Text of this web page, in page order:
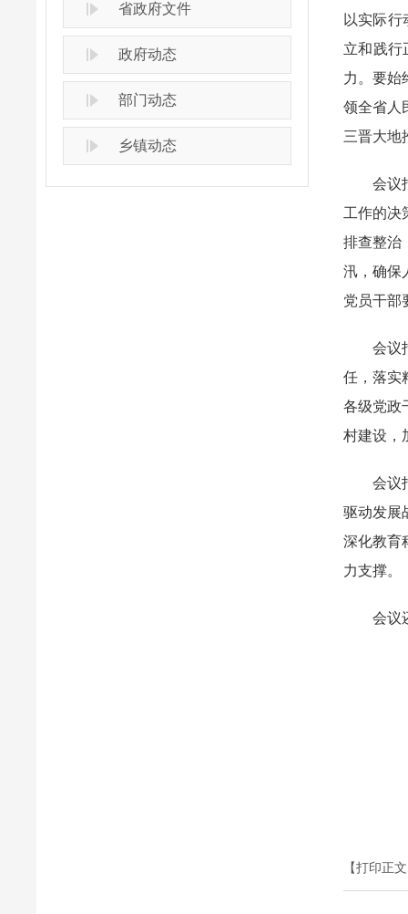
省政府文件
政府动态
部门动态
乡镇动态
以实际行
立和践行
力。要始
领全省人
三晋大地
会议
工作的决
排查整治
汛，确保
党员干部
会议
任，落实
各级党政
村建设，
会议
驱动发展
深化教育
力支撑。
会议
【打印正